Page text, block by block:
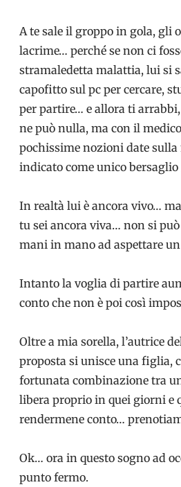
A te sale il groppo in gola, gli
lacrime… perché se non ci
stramaledetta malattia, lui si
capofitto sul pc per cercare,
per partire… e allora ti
ne può nulla, ma con il
pochissime nozioni date
indicato come unico
In realtà lui è ancora vivo…
tu sei ancora viva… non si
mani in mano ad aspettare
Intanto la voglia di partire
conto che non è poi così
Oltre a mia sorella, l’autrice
proposta si unisce una figlia,
fortunata combinazione tra un
libera proprio in quei giorni e
rendermene conto…
Ok… ora in questo sogno ad
punto fermo.